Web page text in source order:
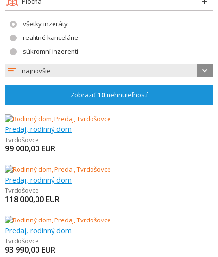
všetky inzeráty
realitné kancelárie
súkromní inzerenti
najnovšie
Zobraziť10nehnuteľností
Predaj, rodinný dom
Tvrdošovce
99 000,00 EUR
Predaj, rodinný dom
Tvrdošovce
118 000,00 EUR
Predaj, rodinný dom
Tvrdošovce
93 990,00 EUR